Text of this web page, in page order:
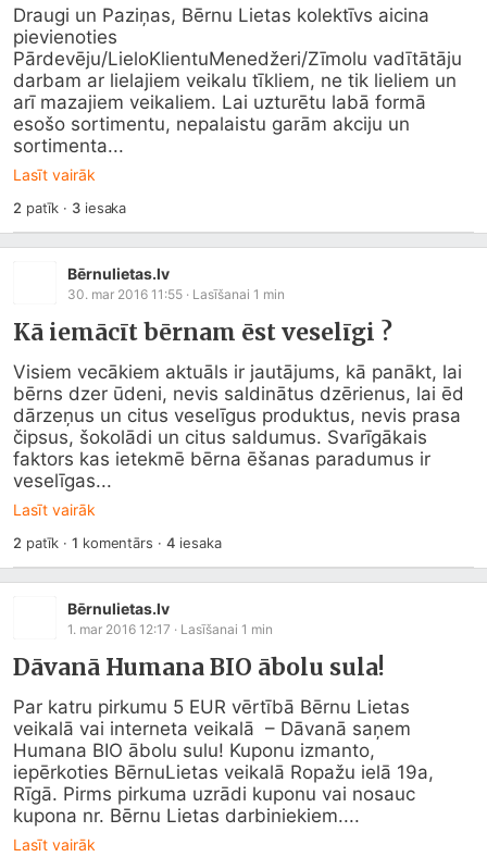
Draugi un Paziņas, Bērnu Lietas kolektīvs aicina
pievienoties
Pārdevēju/LieloKlientuMenedžeri/Zīmolu vadītātāju
darbam ar lielajiem veikalu tīkliem, ne tik lieliem un
arī mazajiem veikaliem. Lai uzturētu labā formā
esošo sortimentu, nepalaistu garām akciju un
sortimenta...
Lasīt vairāk
2 patīk · 3iesaka
Bērnulietas.lv
30. mar 2016 11:55 · Lasīšanai 1 min
Kā iemācīt bērnam ēst veselīgi ?
Visiem vecākiem aktuāls ir jautājums, kā panākt, lai
bērns dzer ūdeni, nevis saldinātus dzērienus, lai ēd
dārzeņus un citus veselīgus produktus, nevis prasa
čipsus, šokolādi un citus saldumus. Svarīgākais
faktors kas ietekmē bērna ēšanas paradumus ir
veselīgas...
Lasīt vairāk
2 patīk ·1 komentārs · 4 iesaka
Bērnulietas.lv
1. mar 2016 12:17 · Lasīšanai 1 min
Dāvanā Humana BIO ābolu sula!
Par katru pirkumu 5 EUR vērtībā Bērnu Lietas
veikalā vai interneta veikalā  – Dāvanā saņem
Humana BIO ābolu sulu! Kuponu izmanto,
iepērkoties BērnuLietas veikalā Ropažu ielā 19a,
Rīgā. Pirms pirkuma uzrādi kuponu vai nosauc
kupona nr. Bērnu Lietas darbiniekiem....
Lasīt vairāk